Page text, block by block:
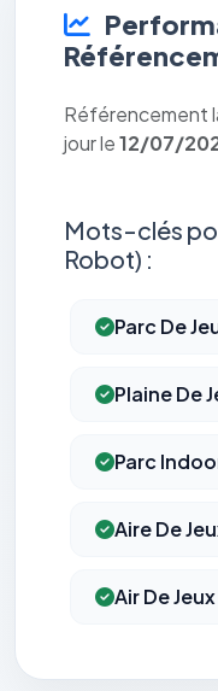
Référencement
jour le12/07/
Mots-clés
Robot) :
Parc De
Plaine De
Parc
Aire De
Air De